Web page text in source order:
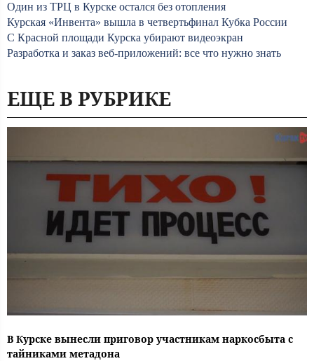
Один из ТРЦ в Курске остался без отопления
Курская «Инвента» вышла в четвертьфинал Кубка России
С Красной площади Курска убирают видеоэкран
Разработка и заказ веб-приложений: все что нужно знать
ЕЩЕ В РУБРИКЕ
В Курске вынесли приговор участникам наркосбыта с
тайниками метадона